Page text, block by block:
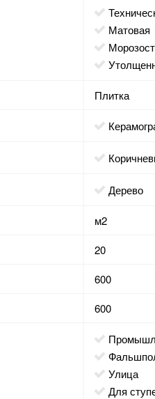
матовая
Плитка
дерево
м2
20
600
600
улица
для